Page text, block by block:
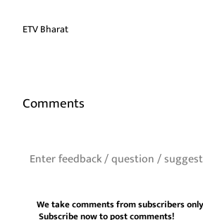
ETV Bharat
Comments
We take comments from subscribers